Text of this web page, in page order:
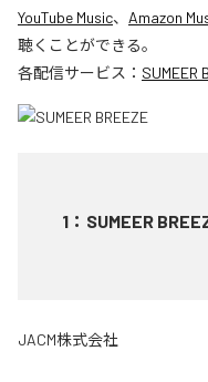
YouTube Music、 Amazon
聴くことができる。
各配信サービス： SUMEER
1 ： SUMEER
JACM株式会社